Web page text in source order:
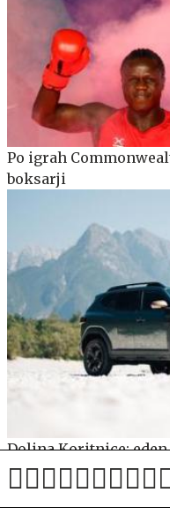
Po igrah
boksarji
Dolina Koritnice:
Julijskih Alpah